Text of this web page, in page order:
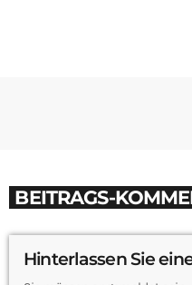
BEITRAGS-
Hinterlassen Sie